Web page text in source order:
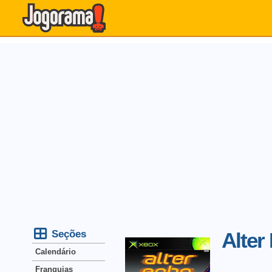
Alter
Seções
Calendário
Franquias